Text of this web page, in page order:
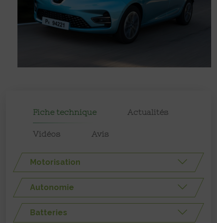
Fiche technique Actualités
Vidéos Avis
Motorisation
Autonomie
Batteries